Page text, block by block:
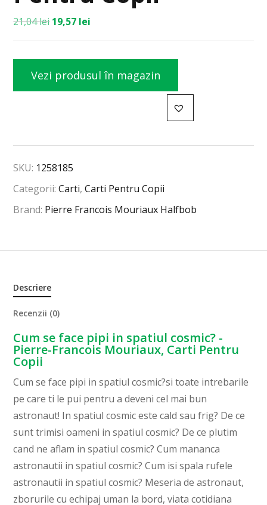
21,04lei 19,57 lei
Vezi produsul în magazin
SKU: 1258185
Categorii:Carti,Carti Pentru Copii
Brand: Pierre Francois Mouriaux Halfbob
Descriere
Recenzii (0)
Cum se face pipi in spatiul cosmic? -
Pierre-Francois Mouriaux, Carti Pentru
Copii
Cum se face pipi in spatiul cosmic?si toate intrebarile
pe care ti le pui pentru a deveni cel mai bun
astronaut! In spatiul cosmic este cald sau frig? De ce
sunt trimisi oameni in spatiul cosmic? De ce plutim
cand ne aflam in spatiul cosmic? Cum mananca
astronautii in spatiul cosmic? Cum isi spala rufele
astronautii in spatiul cosmic? Meseria de astronaut,
zborurile cu echipaj uman la bord, viata cotidiana